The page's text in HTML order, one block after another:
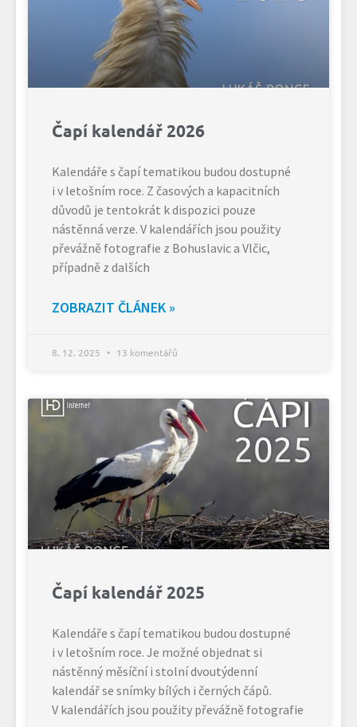
Čapí kalendář 2026
Kalendáře s čapí tematikou budou dostupné
i v letošním roce. Z časových a kapacitních
důvodů je tentokrát k dispozici pouze
nástěnná verze. V kalendářích jsou použity
převážně fotografie z Bohuslavic a Vlčic,
případně z dalších
ZOBRAZIT ČLÁNEK »
8. 12. 2025 13 komentářů
Čapí kalendář 2025
Kalendáře s čapí tematikou budou dostupné
i v letošním roce. Je možné objednat si
nástěnný měsíční i stolní dvoutýdenní
kalendář se snímky bílých i černých čápů.
V kalendářích jsou použity převážně fotografie